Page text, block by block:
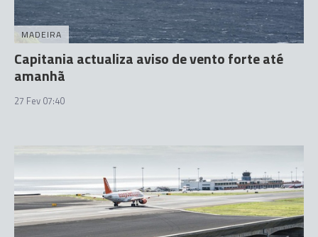
MADEIRA
Capitania actualiza aviso de vento forte até
amanhã
27 Fev 07:40